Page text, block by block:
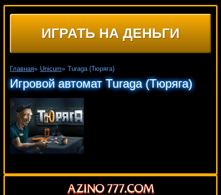
ИГРАТЬ НА ДЕНЬГИ
Главная» Unicum» Turaga (Тюряга)
Игровой автомат Turaga (Тюряга)